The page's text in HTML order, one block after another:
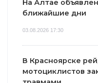
На Алтае
ближайшие дни
03.08.2026 17:30
В Красноярске
мотоциклистов